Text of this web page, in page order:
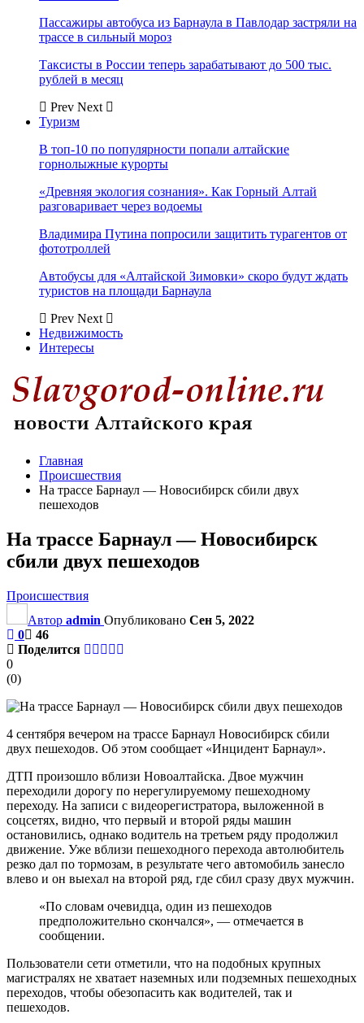
Пассажиры автобуса из Барнаула в Павлодар застряли на
трассе в сильный мороз
Таксисты в России теперь зарабатывают до 500 тыс.
рублей в месяц
Prev Next
Туризм
В топ-10 по популярности попали алтайские
горнолыжные курорты
«Древняя экология сознания». Как Горный Алтай
разговаривает через водоемы
Владимира Путина попросили защитить турагентов от
фототроллей
Автобусы для «Алтайской Зимовки» скоро будут ждать
туристов на площади Барнаула
Prev Next
Недвижимость
Интересы
Главная
Происшествия
На трассе Барнаул — Новосибирск сбили двух
пешеходов
На трассе Барнаул — Новосибирск
сбили двух пешеходов
Происшествия
Автор admin Опубликовано Сен 5, 2022
0
46
Поделится
0
(0)
4 сентября вечером на трассе Барнаул Новосибирск сбили
двух пешеходов. Об этом сообщает «Инцидент Барнаул».
ДТП произошло вблизи Новоалтайска. Двое мужчин
переходили дорогу по нерегулируемому пешеходному
переходу. На записи с видеорегистратора, выложенной в
соцсетях, видно, что первый и второй ряды машин
остановились, однако водитель на третьем ряду продолжил
движение. Уже вблизи пешеходного перехода автолюбитель
резко дал по тормозам, в результате чего автомобиль занесло
влево и он выехал на второй ряд, где сбил сразу двух мужчин.
«По словам очевидца, один из пешеходов
предположительно скончался», — отмечается в
сообщении.
Пользователи сети отметили, что на подобных крупных
магистралях не хватает наземных или подземных пешеходных
переходов, чтобы обезопасить как водителей, так и
пешеходов.